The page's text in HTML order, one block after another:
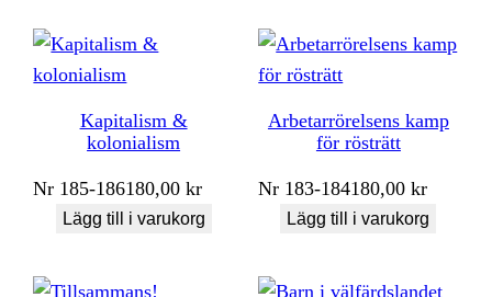
Kapitalism &
kolonialism
Nr 185-186180,00kr
Lägg till i varukorg
Arbetarrörelsens kamp
för rösträtt
Nr 183-184180,00kr
Lägg till i varukorg